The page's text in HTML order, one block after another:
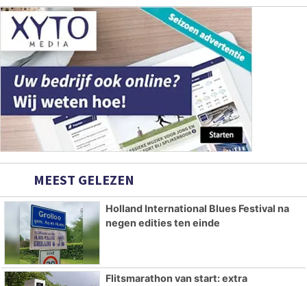
MEEST GELEZEN
Holland International Blues Festival na
negen edities ten einde
Flitsmarathon van start: extra